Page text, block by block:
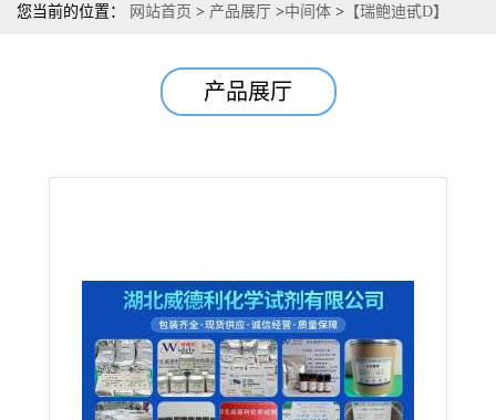
您当前的位置： 网站首页 > 产品展厅 >中间体 > 【瑞鲍迪甙D】
产品展厅